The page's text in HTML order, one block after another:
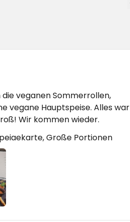
veganen Sommerrollen,
vegane Hauptspeise. Alles war
Wir kommen wieder.
Große Portionen